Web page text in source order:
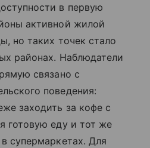
в первую
активной жилой
но таких точек стало
районах. Наблюдатели
связано с
поведения:
заходить за кофе с
готовую еду и тот же
супермаркетах. Для